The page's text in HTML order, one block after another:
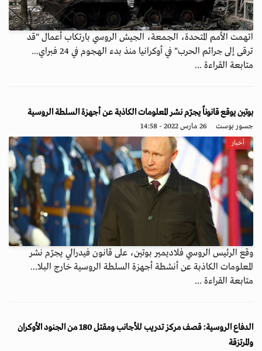
اتهمت الأمم المتحدة، الجمعة، الجيش الروسي بارتكاب أعمال "قد
ترقى إلى جرائم الحرب" في أوكرانيا منذ بدء الهجوم في 24 فبراي...
متابعة القراءة ...
بوتين يوقع قانوناً يجرّم نشر المعلومات الكاذبة عن أجهزة السلطة الروسية
جسور بوست 26 مارس 2022 - 14:58
أخبار
وقع الرئيس الروسي فلاديمير بوتين، على قانون فيدرالي يجرّم نشر
المعلومات الكاذبة عن أنشطة أجهزة السلطة الروسية خارج البلا...
متابعة القراءة ...
الدفاع الروسية: قصف مركز تدريب للأجانب ومقتل 180 من الجنود الأوكران
والمرتزقة